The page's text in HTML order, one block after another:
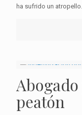
ha sufrido un
peatón